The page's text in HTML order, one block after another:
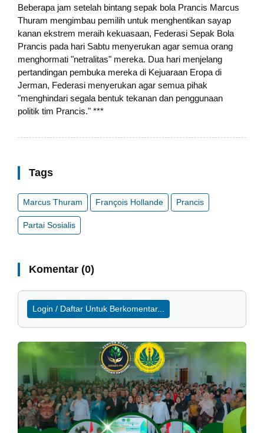
Beberapa jam setelah bintang sepak bola Prancis Marcus
Thuram mengimbau pemilih untuk menghentikan sayap
kanan ekstrem meraih kekuasaan, Federasi Sepak Bola
Prancis pada hari Sabtu menyerukan agar semua orang
menghormati "netralitas" mereka. Dua hari menjelang
pertandingan pembuka mereka di Kejuaraan Eropa di
Jerman, Federasi menyerukan agar semua pihak
"menghindari segala bentuk tekanan dan penggunaan
politik tim Prancis." ***
Tags
Marcus Thuram François Hollande Prancis
Partai Sosialis
Komentar (0)
Login / Daftar Untuk Berkomentar...